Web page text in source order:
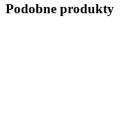
Podobne produkty